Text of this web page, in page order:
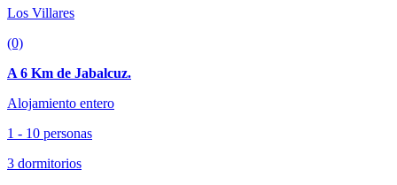
Los Villares
(0)
A 6 Km de Jabalcuz.
Alojamiento entero
1 - 10 personas
3 dormitorios